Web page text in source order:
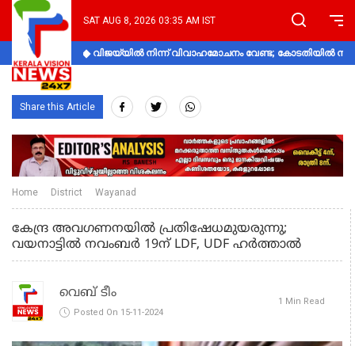
SAT AUG 8, 2026 03:35 AM IST
വിജയ്‌യിൽ നിന്ന് വിവാഹമോചനം വേണ്ട; കോടതിയിൽ
Share this Article
Home District Wayanad
കേന്ദ്ര അവഗണനയിൽ പ്രതിഷേധമുയരുന്നു;
വയനാട്ടിൽ നവംബർ 19ന് LDF, UDF ഹർത്താൽ
വെബ് ടീം
Posted On 15-11-2024
1 Min Read